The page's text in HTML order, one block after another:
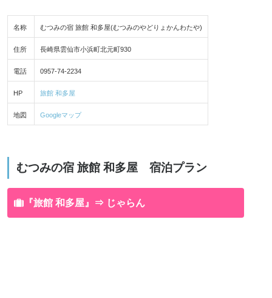
名称 むつみの宿 旅館 和多屋(むつみのやどりょかんわたや)
住所 長崎県雲仙市小浜町北元町930
電話 0957-74-2234
HP 旅館 和多屋
地図 Googleマップ
むつみの宿 旅館 和多屋 宿泊プラン
『旅館 和多屋』⇒ じゃらん